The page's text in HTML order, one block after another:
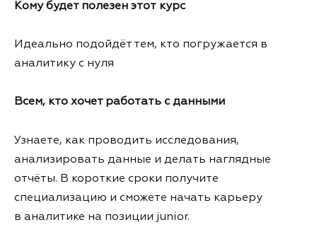
Кому будет полезен этот курс
Идеально подойдёт тем, кто погружается в
аналитику с нуля
Всем, кто хочет работать с данными
Узнаете, как проводить исследования,
анализировать данные и делать наглядные
отчёты. В короткие сроки получите
специализацию и сможете начать карьеру
в аналитике на позиции junior.